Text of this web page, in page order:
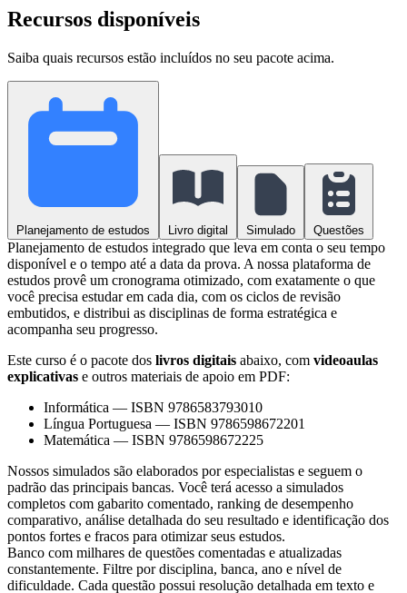
Recursos disponíveis
Saiba quais recursos estão incluídos no seu pacote acima.
Planejamento de estudos Livro digital Simulado Questões
Planejamento de estudos integrado que leva em conta o seu tempo
disponível e o tempo até a data da prova. A nossa plataforma de
estudos provê um cronograma otimizado, com exatamente o que
você precisa estudar em cada dia, com os ciclos de revisão
embutidos, e distribui as disciplinas de forma estratégica e
acompanha seu progresso.
Este curso é o pacote dos livros digitais abaixo, com videoaulas
explicativas e outros materiais de apoio em PDF:
Informática — ISBN 9786583793010
Língua Portuguesa — ISBN 9786598672201
Matemática — ISBN 9786598672225
Nossos simulados são elaborados por especialistas e seguem o
padrão das principais bancas. Você terá acesso a simulados
completos com gabarito comentado, ranking de desempenho
comparativo, análise detalhada do seu resultado e identificação dos
pontos fortes e fracos para otimizar seus estudos.
Banco com milhares de questões comentadas e atualizadas
constantemente. Filtre por disciplina, banca, ano e nível de
dificuldade. Cada questão possui resolução detalhada em texto e